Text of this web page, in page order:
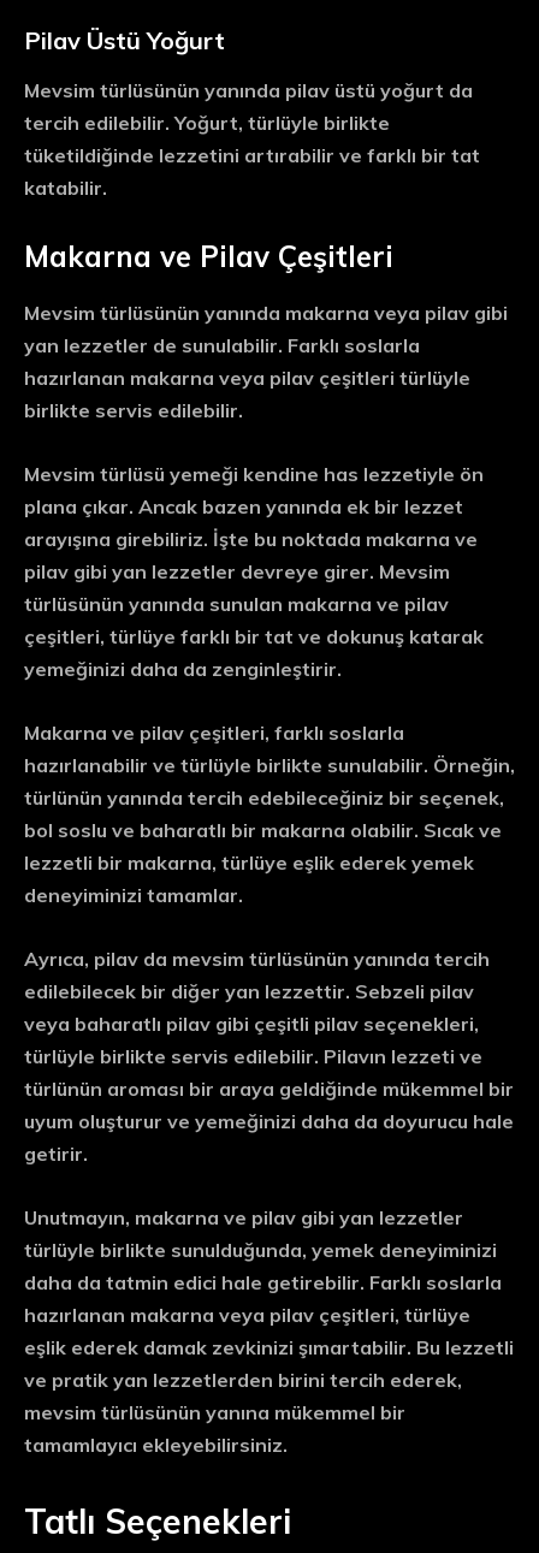
Pilav Üstü Yoğurt
Mevsim türlüsünün yanında pilav üstü yoğurt da
tercih edilebilir. Yoğurt, türlüyle birlikte
tüketildiğinde lezzetini artırabilir ve farklı bir tat
katabilir.
Makarna ve Pilav Çeşitleri
Mevsim türlüsünün yanında makarna veya pilav gibi
yan lezzetler de sunulabilir. Farklı soslarla
hazırlanan makarna veya pilav çeşitleri türlüyle
birlikte servis edilebilir.
Mevsim türlüsü yemeği kendine has lezzetiyle ön
plana çıkar. Ancak bazen yanında ek bir lezzet
arayışına girebiliriz. İşte bu noktada makarna ve
pilav gibi yan lezzetler devreye girer. Mevsim
türlüsünün yanında sunulan makarna ve pilav
çeşitleri, türlüye farklı bir tat ve dokunuş katarak
yemeğinizi daha da zenginleştirir.
Makarna ve pilav çeşitleri, farklı soslarla
hazırlanabilir ve türlüyle birlikte sunulabilir. Örneğin,
türlünün yanında tercih edebileceğiniz bir seçenek,
bol soslu ve baharatlı bir makarna olabilir. Sıcak ve
lezzetli bir makarna, türlüye eşlik ederek yemek
deneyiminizi tamamlar.
Ayrıca, pilav da mevsim türlüsünün yanında tercih
edilebilecek bir diğer yan lezzettir. Sebzeli pilav
veya baharatlı pilav gibi çeşitli pilav seçenekleri,
türlüyle birlikte servis edilebilir. Pilavın lezzeti ve
türlünün aroması bir araya geldiğinde mükemmel bir
uyum oluşturur ve yemeğinizi daha da doyurucu hale
getirir.
Unutmayın, makarna ve pilav gibi yan lezzetler
türlüyle birlikte sunulduğunda, yemek deneyiminizi
daha da tatmin edici hale getirebilir. Farklı soslarla
hazırlanan makarna veya pilav çeşitleri, türlüye
eşlik ederek damak zevkinizi şımartabilir. Bu lezzetli
ve pratik yan lezzetlerden birini tercih ederek,
mevsim türlüsünün yanına mükemmel bir
tamamlayıcı ekleyebilirsiniz.
Tatlı Seçenekleri